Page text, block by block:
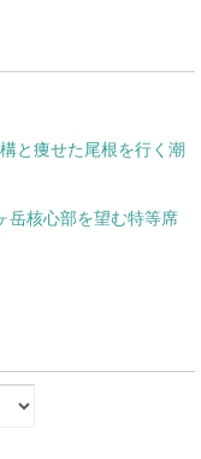
と痩せた尾根を行く潮
岳核心部を望む特等席